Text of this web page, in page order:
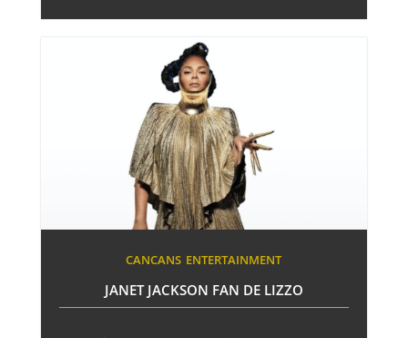
CANCANS ENTERTAINMENT
JANET JACKSON FAN DE LIZZO